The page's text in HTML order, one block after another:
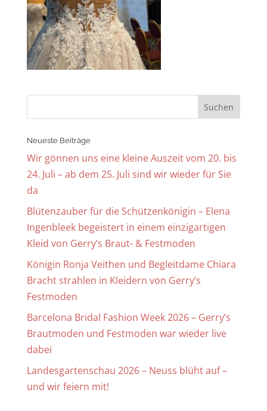
Neueste Beiträge
Wir gönnen uns eine kleine Auszeit vom 20. bis
24. Juli – ab dem 25. Juli sind wir wieder für Sie
da
Blütenzauber für die Schützenkönigin – Elena
Ingenbleek begeistert in einem einzigartigen
Kleid von Gerry’s Braut- & Festmoden
Königin Ronja Veithen und Begleitdame Chiara
Bracht strahlen in Kleidern von Gerry’s
Festmoden
Barcelona Bridal Fashion Week 2026 – Gerry’s
Brautmoden und Festmoden war wieder live
dabei
Landesgartenschau 2026 – Neuss blüht auf –
und wir feiern mit!